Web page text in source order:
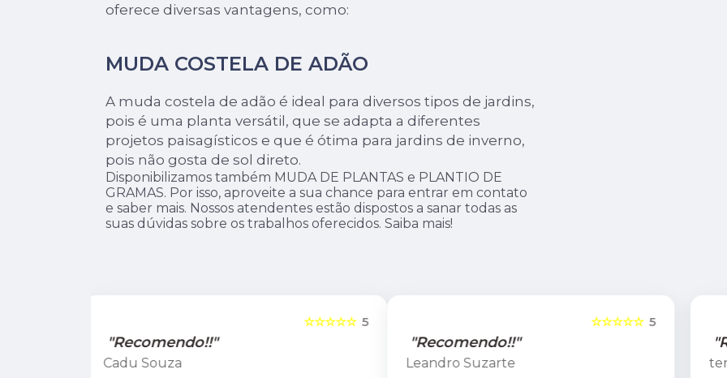
oferece diversas vantagens, como:
MUDA COSTELA DE ADÃO
A muda costela de adão é ideal para diversos tipos de jardins,
pois é uma planta versátil, que se adapta a diferentes
projetos paisagísticos e que é ótima para jardins de inverno,
pois não gosta de sol direto.
Disponibilizamos também MUDA DE PLANTAS e PLANTIO DE
GRAMAS. Por isso, aproveite a sua chance para entrar em contato
e saber mais. Nossos atendentes estão dispostos a sanar todas as
suas dúvidas sobre os trabalhos oferecidos. Saiba mais!
5
☆☆☆☆☆
"Recomendo!!"
Leandro Suzarte
☆☆☆☆☆
"Recomendo!!"
tereza coutinho